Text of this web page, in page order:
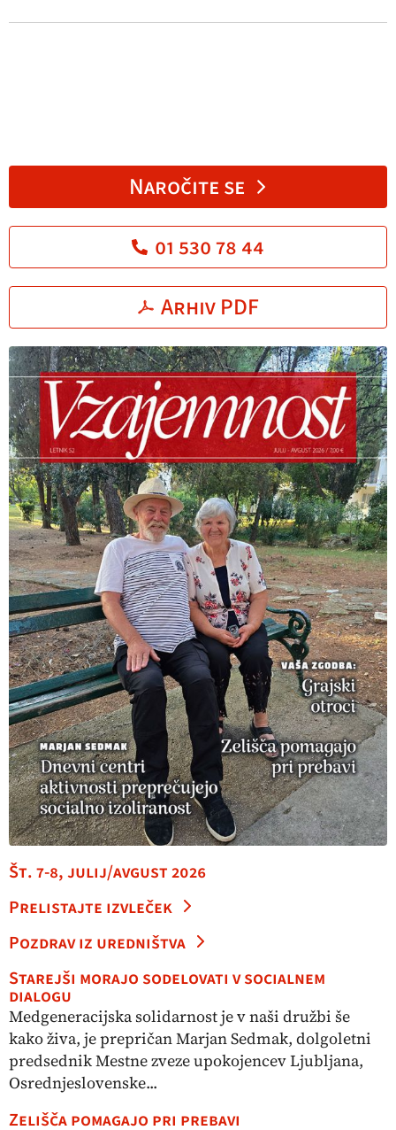
Naročite se
01 530 78 44
Arhiv PDF
Št. 7-8, julij/avgust 2026
Prelistajte izvleček
Pozdrav iz uredništva
Starejši morajo sodelovati v socialnem
dialogu
Medgeneracijska solidarnost je v naši družbi še
kako živa, je prepričan Marjan Sedmak, dolgoletni
predsednik Mestne zveze upokojencev Ljubljana,
Osrednjeslovenske...
Zelišča pomagajo pri prebavi